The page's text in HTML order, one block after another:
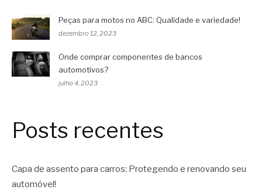
Peças para motos no ABC: Qualidade e variedade!
dezembro 12, 2023
Onde comprar componentes de bancos
automotivos?
julho 4, 2023
Posts recentes
Capa de assento para carros: Protegendo e renovando seu
automóvel!